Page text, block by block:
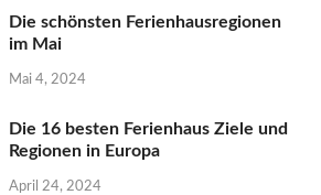
Die schönsten Ferienhausregionen
im Mai
Mai 4, 2024
Die 16 besten Ferienhaus Ziele und
Regionen in Europa
April 24, 2024